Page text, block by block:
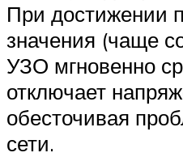
При достижении
значения (чаще
УЗО мгновенно
отключает
обесточивая
сети.